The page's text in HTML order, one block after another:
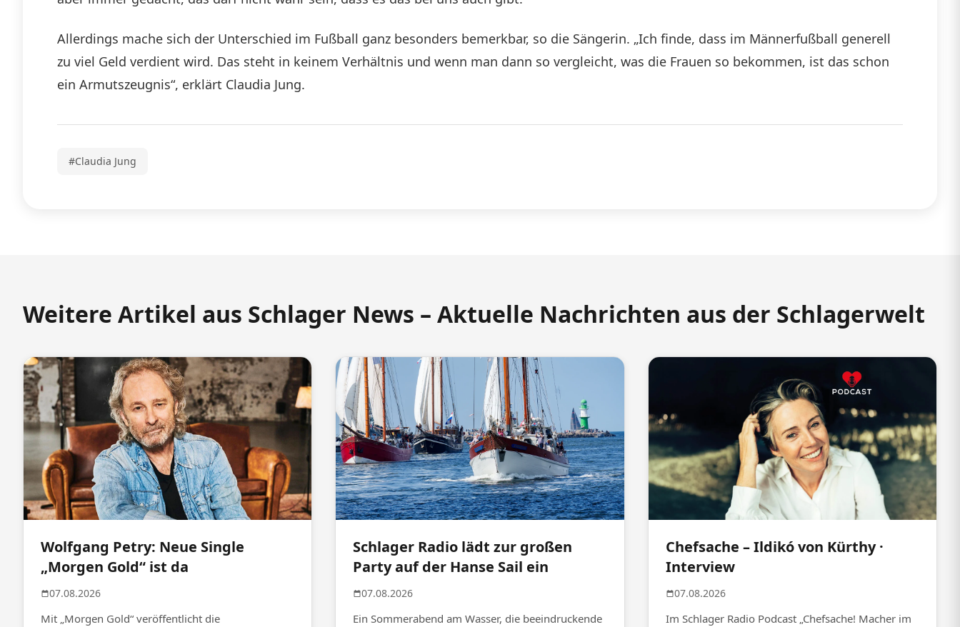
Allerdings mache sich der Unterschied im Fußball ganz besonders bemerkbar, so die Sängerin. „Ich finde, dass im Männerfußball generell
zu viel Geld verdient wird. Das steht in keinem Verhältnis und wenn man dann so vergleicht, was die Frauen so bekommen, ist das schon
ein Armutszeugnis“, erklärt Claudia Jung.
#Claudia Jung
Weitere Artikel aus Schlager News – Aktuelle Nachrichten aus der Schlagerwelt
Wolfgang Petry: Neue Single
„Morgen Gold“ ist da
07.08.2026
Mit „Morgen Gold“ veröffentlicht die
Schlager Radio lädt zur großen
Party auf der Hanse Sail ein
07.08.2026
Ein Sommerabend am Wasser, die beeindruckende
Chefsache – Ildikó von Kürthy ·
Interview
07.08.2026
Im Schlager Radio Podcast „Chefsache! Macher im